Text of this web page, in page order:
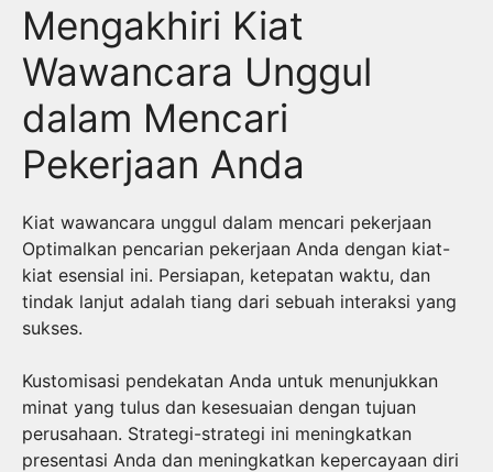
Mengakhiri Kiat
Wawancara Unggul
dalam Mencari
Pekerjaan Anda
Kiat wawancara unggul dalam mencari pekerjaan
Optimalkan pencarian pekerjaan Anda dengan kiat-
kiat esensial ini. Persiapan, ketepatan waktu, dan
tindak lanjut adalah tiang dari sebuah interaksi yang
sukses.
Kustomisasi pendekatan Anda untuk menunjukkan
minat yang tulus dan kesesuaian dengan tujuan
perusahaan. Strategi-strategi ini meningkatkan
presentasi Anda dan meningkatkan kepercayaan diri